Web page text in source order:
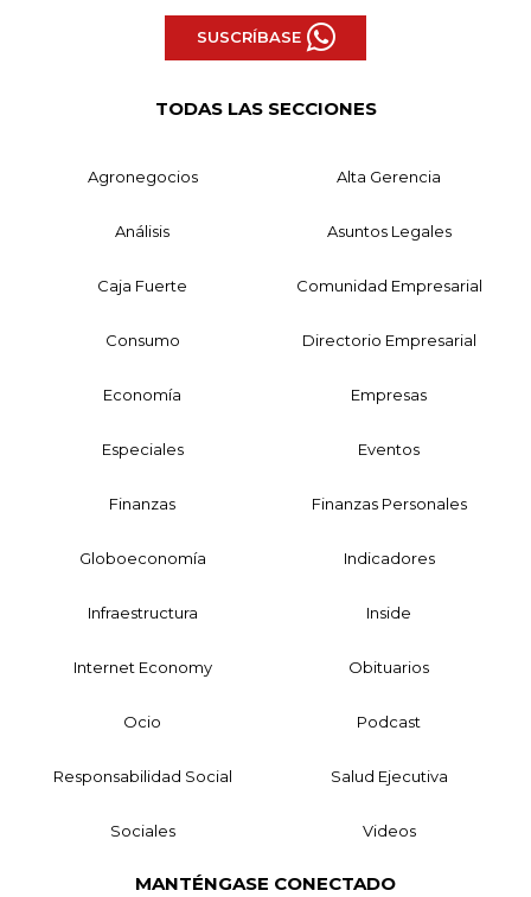
SUSCRÍBASE
TODAS LAS SECCIONES
Agronegocios Alta Gerencia
Análisis Asuntos Legales
Caja Fuerte Comunidad Empresarial
Consumo Directorio Empresarial
Economía Empresas
Especiales Eventos
Finanzas Finanzas Personales
Globoeconomía Indicadores
Infraestructura Inside
Internet Economy Obituarios
Ocio Podcast
Responsabilidad Social Salud Ejecutiva
Sociales Videos
MANTÉNGASE CONECTADO